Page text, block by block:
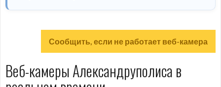
Сообщить, если не работает веб-камера
Веб-камеры Александруполиса в